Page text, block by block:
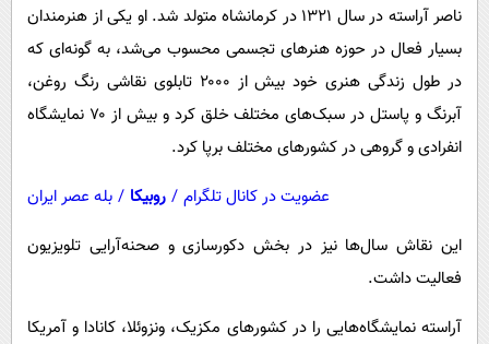
حوادث
محیط زیست
سلامت
حیات وحش
دانلود
ناصر آراسته در سال ۱۳۲۱ در کرمانشاه متولد شد. او یکی از هنرمندان
بسیار فعال در حوزه هنرهای تجسمی محسوب می‌شد، به گونه‌ای که
در طول زندگی هنری‌ خود بیش از ۲۰۰۰ تابلوی نقاشی رنگ روغن،
آبرنگ و پاستل در سبک‌های مختلف خلق کرد و بیش از ۷۰ نمایشگاه
انفرادی و گروهی در کشورهای مختلف برپا کرد.
عضویت در کانال تلگرام / روبیکا / بله عصر ایران
این نقاش سال‌ها نیز در بخش دکورسازی و صحنه‌آرایی تلویزیون
فعالیت داشت.
آراسته نمایشگاه‌هایی را در کشورهای مکزیک، ونزوئلا، کانادا و آمریکا